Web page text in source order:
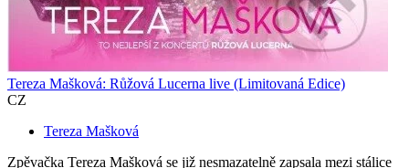
Tereza Mašková: Růžová Lucerna live (Limitovaná Edice)
CZ
Tereza Mašková
Zpěvačka Tereza Mašková se již nesmazatelně zapsala mezi stálice